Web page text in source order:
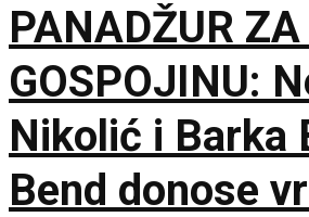
PANADŽUR
GOSPOJINU:
Nikolić i Barka
Bend donose